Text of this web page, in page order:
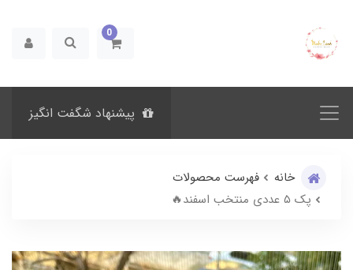
0
پیشنهاد شگفت انگیز
خانه
فهرست محصولات
پک ۵ عددی منتخب اسفند🔥